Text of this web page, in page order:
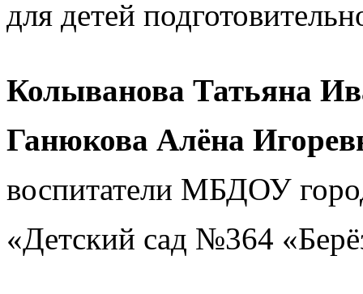
для детей
Колыванова Татьяна
Ганюкова Алёна
воспитатели МБДОУ
«Детский сад №364